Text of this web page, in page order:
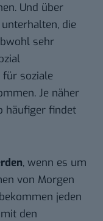
Und über
die
sehr
soziale
Je näher
häufiger findet
, wenn es um
von Morgen
jeden
den